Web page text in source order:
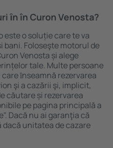
ȋn în Curon Venosta?
este o soluție care te va
bani. Foloseşte motorul de
Venosta și alege
tale. Multe persoane
ȋnseamnă rezervarea
şi a cazării şi, implicit,
căutare și rezervarea
pe pagina principală a
Dacă nu ai garanţia că
dacă unitatea de cazare